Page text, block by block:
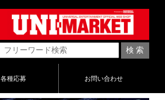
各種応募 お問い合わせ